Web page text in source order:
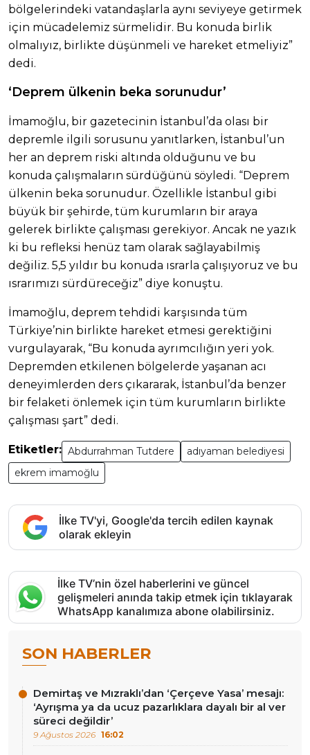
bölgelerindeki vatandaşlarla aynı seviyeye getirmek
için mücadelemiz sürmelidir. Bu konuda birlik
olmalıyız, birlikte düşünmeli ve hareket etmeliyiz”
dedi.
‘Deprem ülkenin beka sorunudur’
İmamoğlu, bir gazetecinin İstanbul’da olası bir
depremle ilgili sorusunu yanıtlarken, İstanbul’un
her an deprem riski altında olduğunu ve bu
konuda çalışmaların sürdüğünü söyledi. “Deprem
ülkenin beka sorunudur. Özellikle İstanbul gibi
büyük bir şehirde, tüm kurumların bir araya
gelerek birlikte çalışması gerekiyor. Ancak ne yazık
ki bu refleksi henüz tam olarak sağlayabilmiş
değiliz. 5,5 yıldır bu konuda ısrarla çalışıyoruz ve bu
ısrarımızı sürdüreceğiz” diye konuştu.
İmamoğlu, deprem tehdidi karşısında tüm
Türkiye’nin birlikte hareket etmesi gerektiğini
vurgulayarak, “Bu konuda ayrımcılığın yeri yok.
Depremden etkilenen bölgelerde yaşanan acı
deneyimlerden ders çıkararak, İstanbul’da benzer
bir felaketi önlemek için tüm kurumların birlikte
çalışması şart” dedi.
Etiketler: Abdurrahman Tutdere
adıyaman belediyesi
ekrem imamoğlu
İlke TV'yi, Google'da tercih edilen kaynak
olarak ekleyin
İlke TV’nin özel haberlerini ve güncel
gelişmeleri anında takip etmek için tıklayarak
WhatsApp kanalımıza abone olabilirsiniz.
SON HABERLER
Demirtaş ve Mızraklı’dan ‘Çerçeve Yasa’ mesajı:
‘Ayrışma ya da ucuz pazarlıklara dayalı bir al ver
süreci değildir’
9 Ağustos 2026 16:02